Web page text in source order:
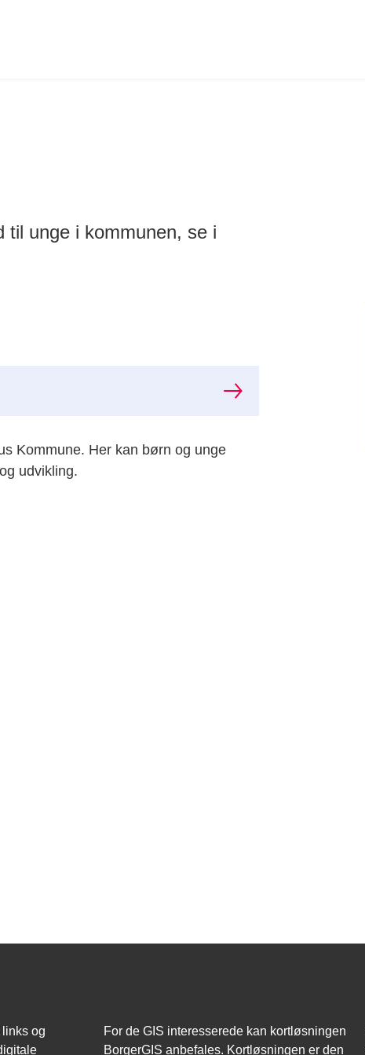
unge i kommunen, se i
Kommune. Her kan børn og unge
udvikling.
og
For de GIS interesserede kan kortløsningen
BorgerGIS anbefales. Kortløsningen er den